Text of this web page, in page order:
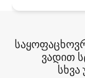
ვადით
სხვა